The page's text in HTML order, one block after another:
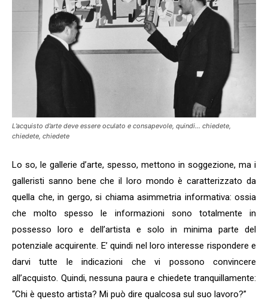
L’acquisto d’arte deve essere oculato e consapevole, quindi… chiedete,
chiedete, chiedete
Lo so, le gallerie d’arte, spesso, mettono in soggezione, ma i
galleristi sanno bene che il loro mondo è caratterizzato da
quella che, in gergo, si chiama asimmetria informativa: ossia
che molto spesso le informazioni sono totalmente in
possesso loro e dell’artista e solo in minima parte del
potenziale acquirente. E’ quindi nel loro interesse rispondere e
darvi tutte le indicazioni che vi possono convincere
all’acquisto. Quindi, nessuna paura e chiedete tranquillamente:
“Chi è questo artista? Mi può dire qualcosa sul suo lavoro?”